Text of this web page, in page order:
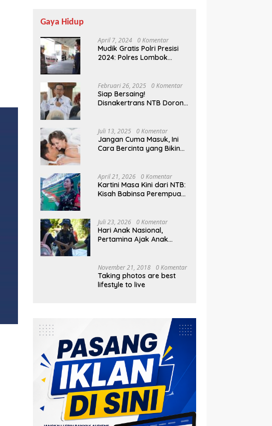
Gaya Hidup
April 7, 2024 0 Komentar
Mudik Gratis Polri Presisi
2024: Polres Lombok
Februari 26, 2025 0 Komentar
Siap Bersaing!
Disnakertrans NTB Dorong
Juli 13, 2025 0 Komentar
Jangan Cuma Masuk, Ini
Cara Bercinta yang Bikin
April 21, 2026 0 Komentar
Kartini Masa Kini dari NTB:
Kisah Babinsa Perempuan
Juli 23, 2026 0 Komentar
Hari Anak Nasional,
Pertamina Ajak Anak
Mangrove
November 21, 2018 0 Komentar
Taking photos are best
lifestyle to live